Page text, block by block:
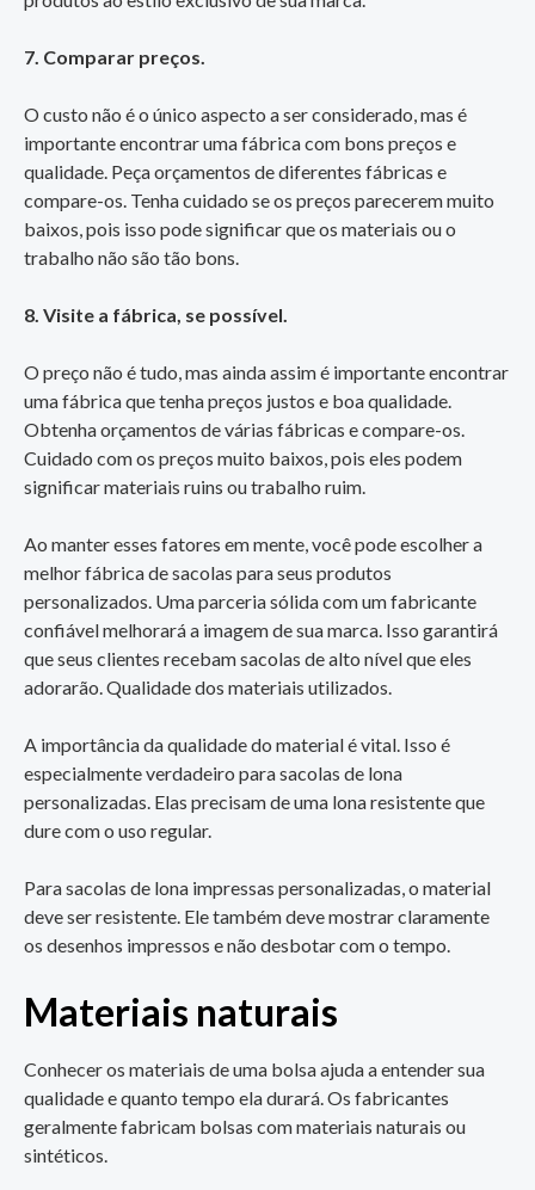
7. Comparar preços.
O custo não é o único aspecto a ser considerado, mas é
importante encontrar uma fábrica com bons preços e
qualidade. Peça orçamentos de diferentes fábricas e
compare-os. Tenha cuidado se os preços parecerem muito
baixos, pois isso pode significar que os materiais ou o
trabalho não são tão bons.
8. Visite a fábrica, se possível.
O preço não é tudo, mas ainda assim é importante encontrar
uma fábrica que tenha preços justos e boa qualidade.
Obtenha orçamentos de várias fábricas e compare-os.
Cuidado com os preços muito baixos, pois eles podem
significar materiais ruins ou trabalho ruim.
Ao manter esses fatores em mente, você pode escolher a
melhor fábrica de sacolas para seus produtos
personalizados. Uma parceria sólida com um fabricante
confiável melhorará a imagem de sua marca. Isso garantirá
que seus clientes recebam sacolas de alto nível que eles
adorarão. Qualidade dos materiais utilizados.
A importância da qualidade do material é vital. Isso é
especialmente verdadeiro para sacolas de lona
personalizadas. Elas precisam de uma lona resistente que
dure com o uso regular.
Para sacolas de lona impressas personalizadas, o material
deve ser resistente. Ele também deve mostrar claramente
os desenhos impressos e não desbotar com o tempo.
Materiais naturais
Conhecer os materiais de uma bolsa ajuda a entender sua
qualidade e quanto tempo ela durará. Os fabricantes
geralmente fabricam bolsas com materiais naturais ou
sintéticos.